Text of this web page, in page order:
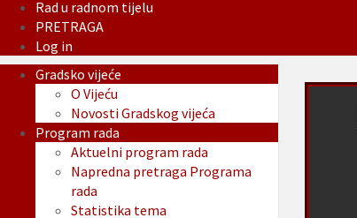
Rad u radnom tijelu
PRETRAGA
Log in
Gradsko vijeće
O Vijeću
Novosti Gradskog vijeća
Program rada
Aktuelni program rada
Napredna pretraga Programa
rada
Statistika tema